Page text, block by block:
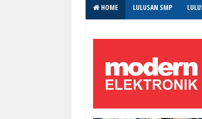
HOME LULUSAN SMP